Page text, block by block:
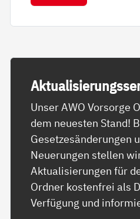
Unser AWO Vorsorge
dem neuesten Stand!
Gesetzesänderungen
Neuerungen stellen
Aktualisierungen für
Ordner kostenfrei als
Verfügung und